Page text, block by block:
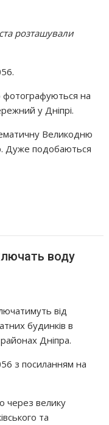
розташували
на
у Дніпрі.
Великодню
Дуже подобаються
воду
від
будинків в
Дніпра.
з посиланням на
через велику
та